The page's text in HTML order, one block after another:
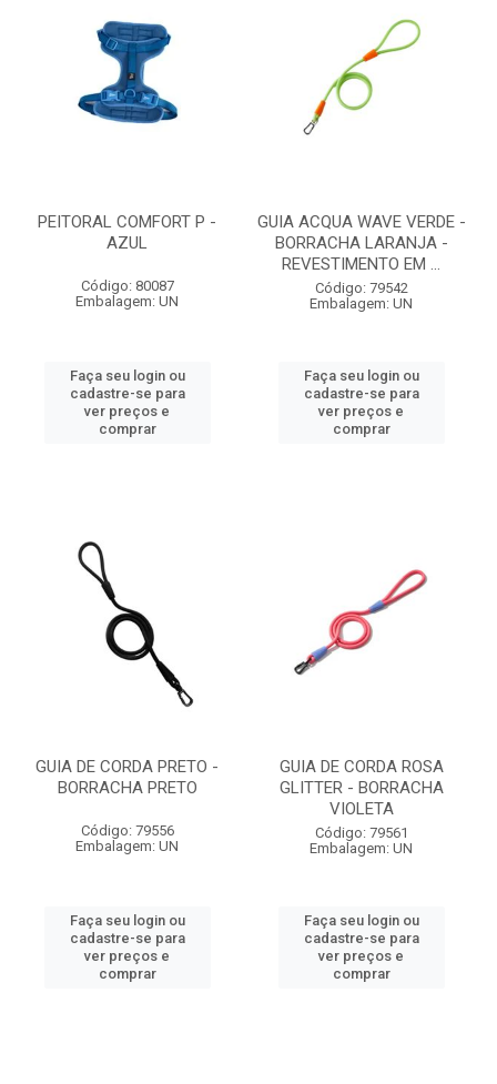
PEITORAL COMFORT P -
AZUL
Código: 80087
Embalagem: UN
Faça seu login ou
cadastre-se para
ver preços e
comprar
GUIA ACQUA WAVE VERDE -
BORRACHA LARANJA -
REVESTIMENTO EM ...
Código: 79542
Embalagem: UN
Faça seu login ou
cadastre-se para
ver preços e
comprar
GUIA DE CORDA PRETO -
BORRACHA PRETO
Código: 79556
Embalagem: UN
Faça seu login ou
cadastre-se para
ver preços e
comprar
GUIA DE CORDA ROSA
GLITTER - BORRACHA
VIOLETA
Código: 79561
Embalagem: UN
Faça seu login ou
cadastre-se para
ver preços e
comprar